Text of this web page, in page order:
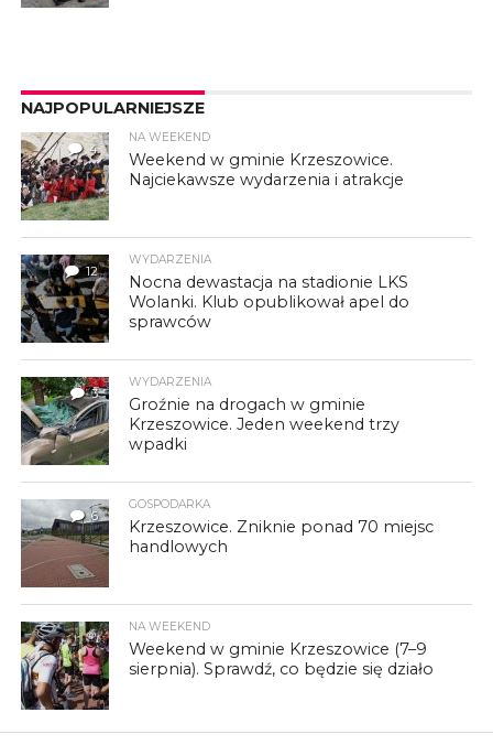
NAJPOPULARNIEJSZE
4
NA WEEKEND
Weekend w gminie Krzeszowice.
Najciekawsze wydarzenia i atrakcje
12
WYDARZENIA
Nocna dewastacja na stadionie LKS
Wolanki. Klub opublikował apel do
sprawców
3
WYDARZENIA
Groźnie na drogach w gminie
Krzeszowice. Jeden weekend trzy
wpadki
6
GOSPODARKA
Krzeszowice. Zniknie ponad 70 miejsc
handlowych
NA WEEKEND
Weekend w gminie Krzeszowice (7–9
sierpnia). Sprawdź, co będzie się działo